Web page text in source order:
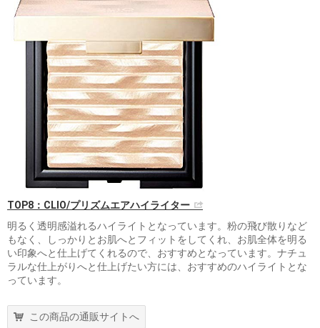
TOP8：CLIO/プリズムエアハイライター
明るく透明感溢れるハイライトとなっています。粉の飛び散りなど
もなく、しっかりとお肌へとフィットをしてくれ、お肌全体を明る
い印象へと仕上げてくれるので、おすすめとなっています。ナチュ
ラルな仕上がりへと仕上げたい方には、おすすめのハイライトとな
っています。
この商品の通販サイトへ